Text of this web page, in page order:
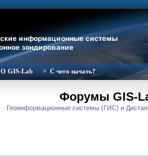
О GIS-Lab С чего начать?
Форумы GIS-
Геоинформационные системы (ГИС) и